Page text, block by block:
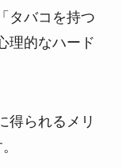
タバコを持つ
理的なハード
得られるメリ